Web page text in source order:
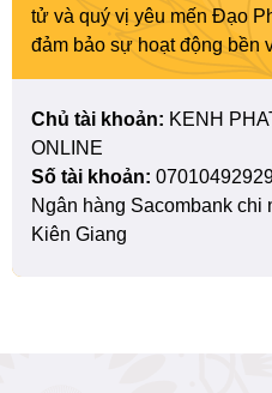
tử và quý vị yêu mến Đạo
đảm bảo sự hoạt động bền
Chủ tài khoản: KENH
ONLINE
Số tài khoản:
Ngân hàng Sacombank chi
Kiên Giang